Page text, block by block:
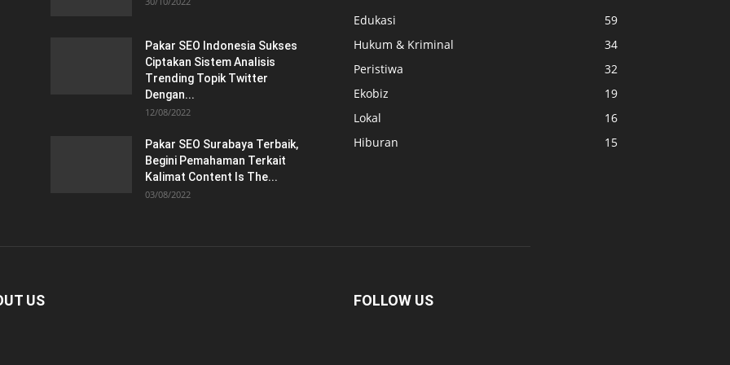
Pakar SEO Indonesia Sukses
Ciptakan Sistem Analisis
Trending Topik Twitter
Dengan...
12/08/2022
Pakar SEO Surabaya Terbaik,
Begini Pemahaman Terkait
Kalimat Content Is The...
03/08/2022
Edukasi
59
Hukum & Kriminal
34
Peristiwa
32
Ekobiz
19
Lokal
16
Hiburan
15
US FOLLOW US